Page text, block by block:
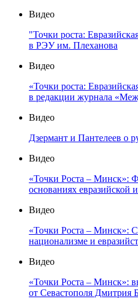
Видео
"Точки роста:
в РЭУ им. Плеханова
Видео
«Точки роста:
в редакции журнала
Видео
Дзермант и Пантелеев о
Видео
«Точки Роста – Минск»:
основаниях евразийской
Видео
«Точки Роста – Минск»:
национализме и
Видео
«Точки Роста – Минск»:
от Севастополя Дмитрия